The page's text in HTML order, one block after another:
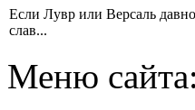
Если Лувр или Версаль
слав...
Меню сайта: